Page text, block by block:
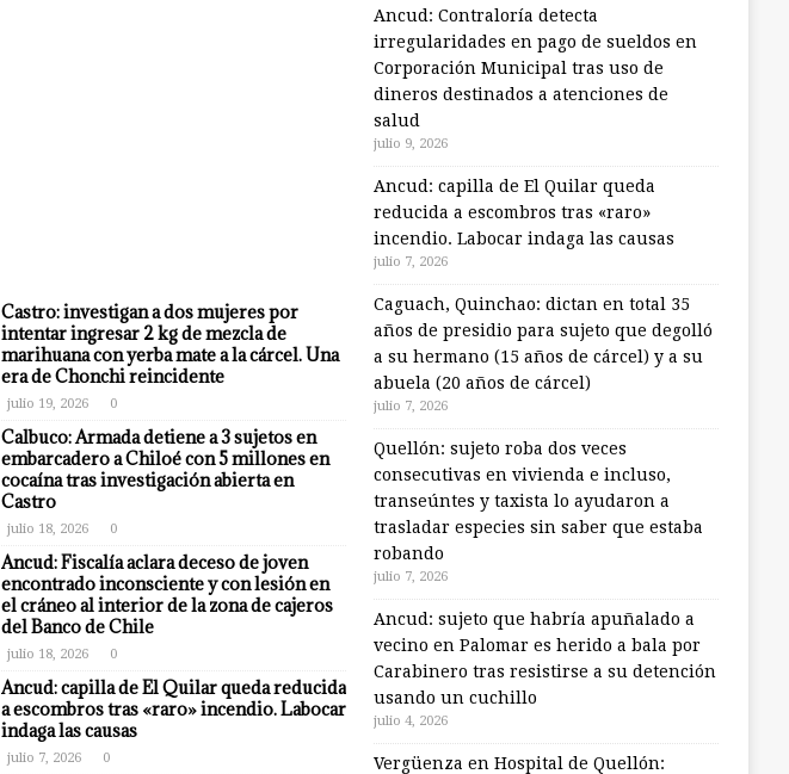
Castro: investigan a dos mujeres por
intentar ingresar 2 kg de mezcla de
marihuana con yerba mate a la cárcel. Una
era de Chonchi reincidente
julio 19, 2026 0
Calbuco: Armada detiene a 3 sujetos en
embarcadero a Chiloé con 5 millones en
cocaína tras investigación abierta en
Castro
julio 18, 2026 0
Ancud: Fiscalía aclara deceso de joven
encontrado inconsciente y con lesión en
el cráneo al interior de la zona de cajeros
del Banco de Chile
julio 18, 2026 0
Ancud: capilla de El Quilar queda reducida
a escombros tras «raro» incendio. Labocar
indaga las causas
julio 7, 2026 0
Ancud: Contraloría detecta
irregularidades en pago de sueldos en
Corporación Municipal tras uso de
dineros destinados a atenciones de
salud
julio 9, 2026
Ancud: capilla de El Quilar queda
reducida a escombros tras «raro»
incendio. Labocar indaga las causas
julio 7, 2026
Caguach, Quinchao: dictan en total 35
años de presidio para sujeto que degolló
a su hermano (15 años de cárcel) y a su
abuela (20 años de cárcel)
julio 7, 2026
Quellón: sujeto roba dos veces
consecutivas en vivienda e incluso,
transeúntes y taxista lo ayudaron a
trasladar especies sin saber que estaba
robando
julio 7, 2026
Ancud: sujeto que habría apuñalado a
vecino en Palomar es herido a bala por
Carabinero tras resistirse a su detención
usando un cuchillo
julio 4, 2026
Vergüenza en Hospital de Quellón: